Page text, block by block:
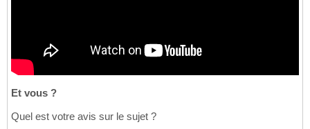
Et vous ?
Quel est votre avis sur le sujet ?